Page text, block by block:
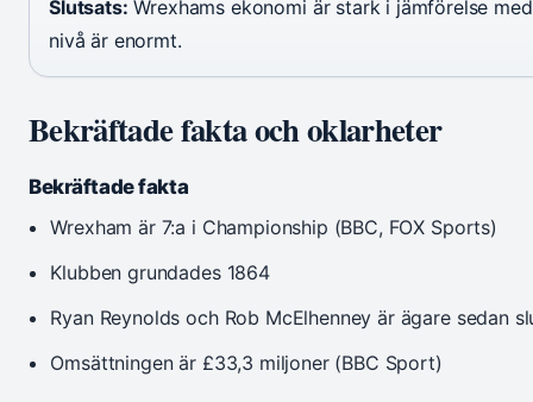
Slutsats: Wrexhams ekonomi är stark i jämförelse
nivå är enormt.
Bekräftade fakta och oklarheter
Bekräftade fakta
Wrexham är 7:a i Championship (BBC, FOX Sports)
Klubben grundades 1864
Ryan Reynolds och Rob McElhenney är ägare sedan
Omsättningen är £33,3 miljoner (BBC Sport)